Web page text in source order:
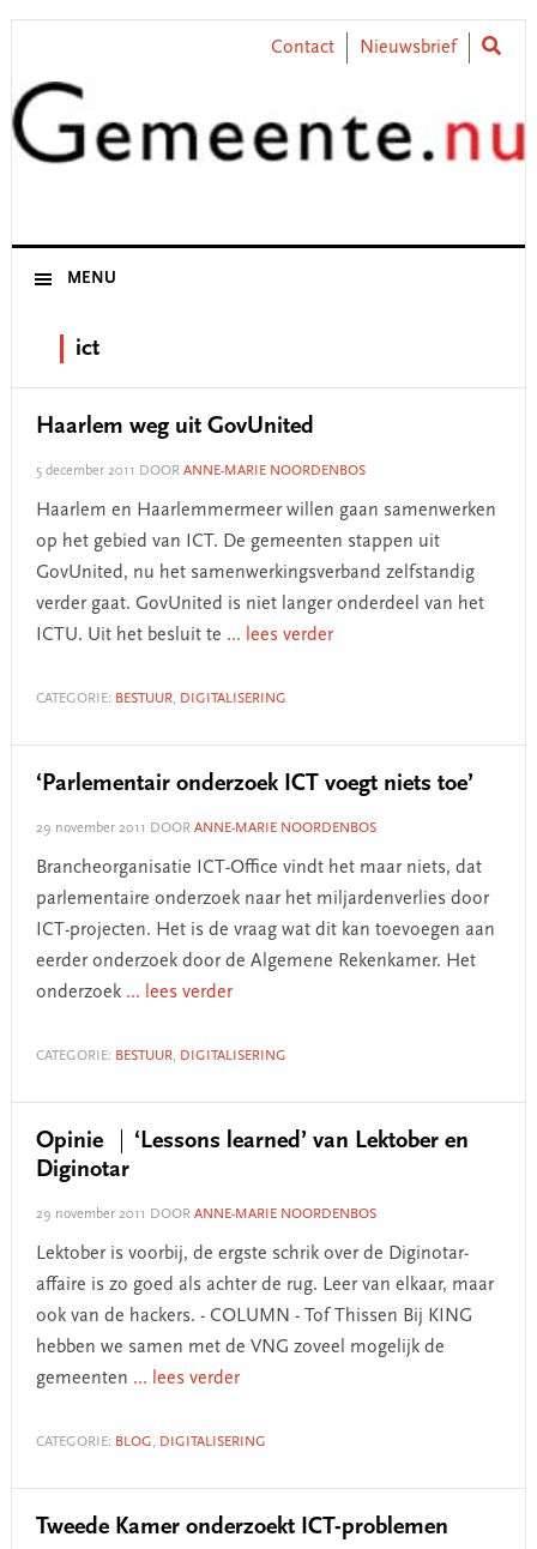
Skip
primary
navigation
Skip
content
Skip
primary
sidebar
Skip
footer
Contact Nieuwsbrief
MENU
ict
Haarlem weg uit GovUnited
5 december 2011 DOOR ANNE-MARIE NOORDENBOS
Haarlem en Haarlemmermeer willen gaan samenwerken
op het gebied van ICT. De gemeenten stappen uit
GovUnited, nu het samenwerkingsverband zelfstandig
verder gaat. GovUnited is niet langer onderdeel van het
ICTU. Uit het besluit te ... lees verder
CATEGORIE: BESTUUR, DIGITALISERING
‘Parlementair onderzoek ICT voegt niets toe’
29 november 2011 DOOR ANNE-MARIE NOORDENBOS
Brancheorganisatie ICT-Office vindt het maar niets, dat
parlementaire onderzoek naar het miljardenverlies door
ICT-projecten. Het is de vraag wat dit kan toevoegen aan
eerder onderzoek door de Algemene Rekenkamer. Het
onderzoek ... lees verder
CATEGORIE: BESTUUR, DIGITALISERING
Opinie
‘Lessons learned’ van Lektober en
Diginotar
29 november 2011 DOOR ANNE-MARIE NOORDENBOS
Lektober is voorbij, de ergste schrik over de Diginotar-
affaire is zo goed als achter de rug. Leer van elkaar, maar
ook van de hackers. - COLUMN - Tof Thissen Bij KING
hebben we samen met de VNG zoveel mogelijk de
gemeenten ... lees verder
CATEGORIE: BLOG, DIGITALISERING
Tweede Kamer onderzoekt ICT-problemen